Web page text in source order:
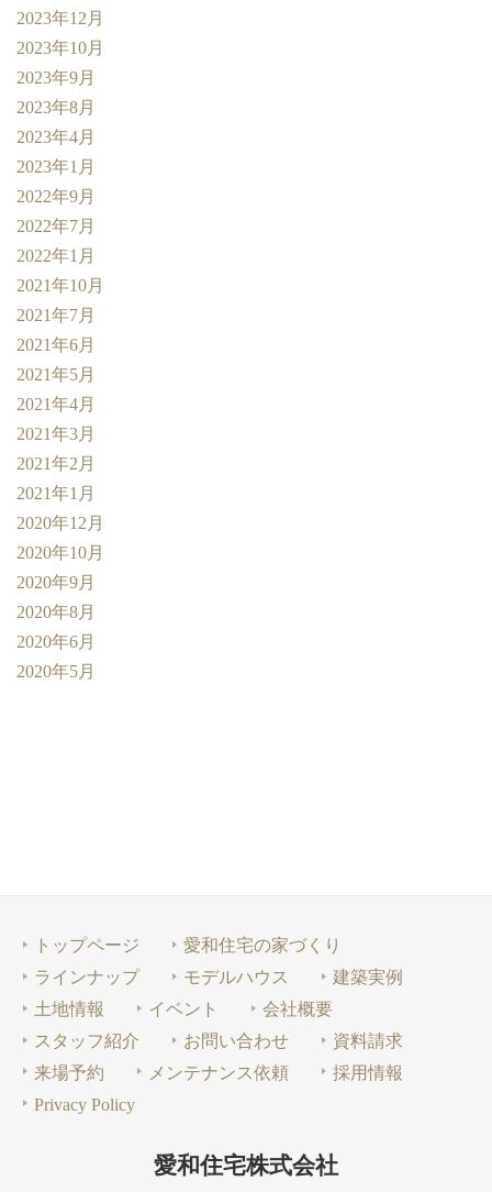
2023年12月
2023年10月
2023年9月
2023年8月
2023年4月
2023年1月
2022年9月
2022年7月
2022年1月
2021年10月
2021年7月
2021年6月
2021年5月
2021年4月
2021年3月
2021年2月
2021年1月
2020年12月
2020年10月
2020年9月
2020年8月
2020年6月
2020年5月
トップページ
愛和住宅の家づくり
ラインナップ
モデルハウス
建築実例
土地情報
イベント
会社概要
スタッフ紹介
お問い合わせ
資料請求
来場予約
メンテナンス依頼
採用情報
Privacy Policy
愛和住宅株式会社